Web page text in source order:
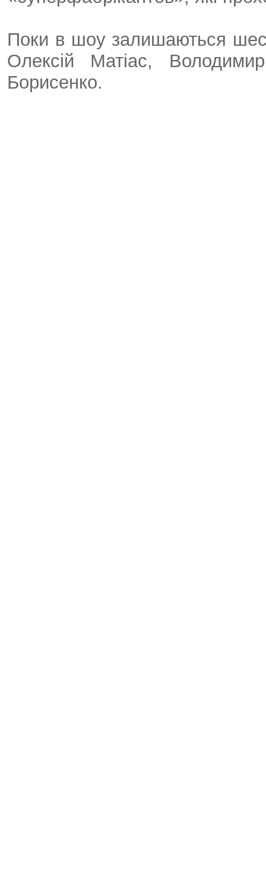
Поки в шоу залишаються
Олексій Матіас,
Борисенко.